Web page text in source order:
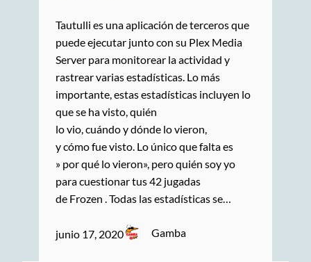
Tautulli es una aplicación de terceros que
puede ejecutar junto con su Plex Media
Server para monitorear la actividad y
rastrear varias estadísticas. Lo más
importante, estas estadísticas incluyen lo
que se ha visto, quién
lo vio, cuándo y dónde lo vieron,
y cómo fue visto. Lo único que falta es
» por qué lo vieron», pero quién soy yo
para cuestionar tus 42 jugadas
de Frozen . Todas las estadísticas se…
junio 17, 2020 Gamba